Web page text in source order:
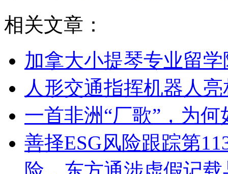
相关文章：
加拿大小提琴专业留
人形交通指挥机器人
一首非洲“厂歌”，为
善择ESG风险跟踪第